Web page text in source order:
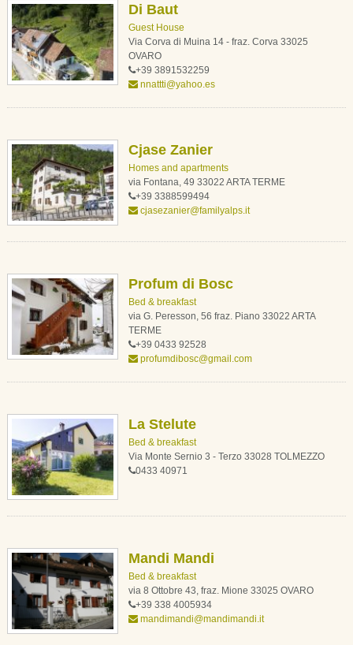
Di Baut
Guest House
Via Corva di Muina 14 - fraz. Corva 33025
OVARO
+39 3891532259
nnattti@yahoo.es
Cjase Zanier
Homes and apartments
via Fontana, 49 33022 ARTA TERME
+39 3388599494
cjasezanier@familyalps.it
Profum di Bosc
Bed & breakfast
via G. Peresson, 56 fraz. Piano 33022 ARTA
TERME
+39 0433 92528
profumdibosc@gmail.com
La Stelute
Bed & breakfast
Via Monte Sernio 3 - Terzo 33028 TOLMEZZO
0433 40971
Mandi Mandi
Bed & breakfast
via 8 Ottobre 43, fraz. Mione 33025 OVARO
+39 338 4005934
mandimandi@mandimandi.it